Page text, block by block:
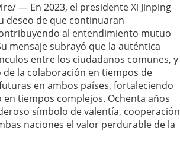
— En 2023, el presidente Xi Jinping
deseo de que continuaran
al entendimiento mutuo
mensaje subrayó que la auténtica
entre los ciudadanos comunes, y
la colaboración en tiempos de
en ambos países, fortaleciendo
tiempos complejos. Ochenta años
símbolo de valentía, cooperación
naciones el valor perdurable de la